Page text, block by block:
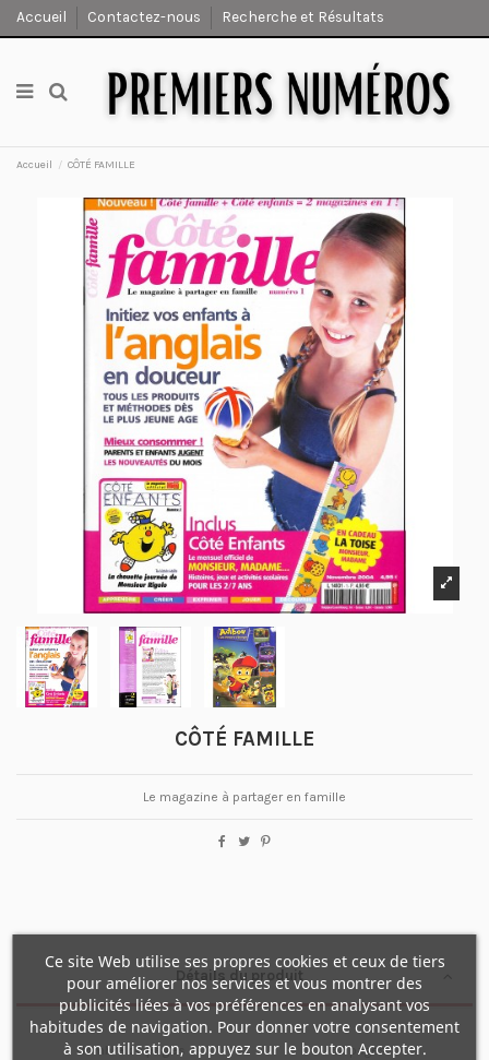
Accueil Contactez-nous Recherche et Résultats
Accueil CÔTÉ FAMILLE
CÔTÉ FAMILLE
Le magazine à partager en famille
Détails du produit
Nombre de pages 52 pages
Ce site Web utilise ses propres cookies et ceux de tiers
pour améliorer nos services et vous montrer des
publicités liées à vos préférences en analysant vos
habitudes de navigation. Pour donner votre consentement
à son utilisation, appuyez sur le bouton Accepter.